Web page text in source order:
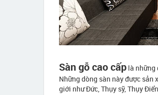
Sàn gỗ cao cấp là những
Những dòng sàn này được sản
giới như Đức, Thụy sỹ, Thụy